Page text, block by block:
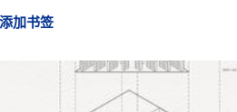
加书签